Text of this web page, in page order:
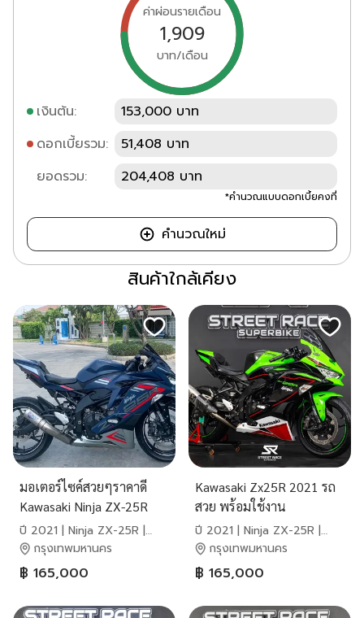
ค่าผ่อนรายเดือน
1,909
บาท/เดือน
เงินต้น:
153,000 บาท
ดอกเบี้ยรวม:
51,408 บาท
ยอดรวม:
204,408 บาท
*คำนวณแบบดอกเบี้ยคงที่
คำนวณใหม่
สินค้าใกล้เคียง
มอเตอร์ไซค์สวยๆราคาดี
Kawasaki Ninja ZX-25R
ปี 2021 | Ninja ZX-25R |
Kawasaki
กรุงเทพมหานคร
฿ 165,000
Kawasaki Zx25R 2021 รถ
สวย พร้อมใช้งาน
ปี 2021 | Ninja ZX-25R |
Kawasaki
กรุงเทพมหานคร
฿ 165,000